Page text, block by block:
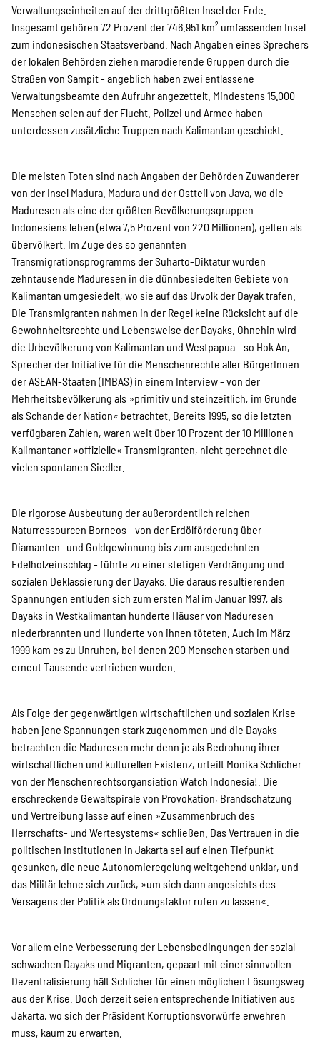
Newsletter abonnieren
SPENDEN
Transparenz
Kontakt
english
Indonesian
Suche
Verwaltungseinheiten auf der drittgrößten Insel der Erde.
Insgesamt gehören 72 Prozent der 746.951 km² umfassenden Insel
zum indonesischen Staatsverband. Nach Angaben eines Sprechers
der lokalen Behörden ziehen marodierende Gruppen durch die
Straßen von Sampit - angeblich haben zwei entlassene
Verwaltungsbeamte den Aufruhr angezettelt. Mindestens 15.000
Menschen seien auf der Flucht. Polizei und Armee haben
unterdessen zusätzliche Truppen nach Kalimantan geschickt.
Die meisten Toten sind nach Angaben der Behörden Zuwanderer
von der Insel Madura. Madura und der Ostteil von Java, wo die
Maduresen als eine der größten Bevölkerungsgruppen
Indonesiens leben (etwa 7,5 Prozent von 220 Millionen), gelten als
übervölkert. Im Zuge des so genannten
Transmigrationsprogramms der Suharto-Diktatur wurden
zehntausende Maduresen in die dünnbesiedelten Gebiete von
Kalimantan umgesiedelt, wo sie auf das Urvolk der Dayak trafen.
Die Transmigranten nahmen in der Regel keine Rücksicht auf die
Gewohnheitsrechte und Lebensweise der Dayaks. Ohnehin wird
die Urbevölkerung von Kalimantan und Westpapua - so Hok An,
Sprecher der Initiative für die Menschenrechte aller BürgerInnen
der ASEAN-Staaten (IMBAS) in einem Interview - von der
Mehrheitsbevölkerung als »primitiv und steinzeitlich, im Grunde
als Schande der Nation« betrachtet. Bereits 1995, so die letzten
verfügbaren Zahlen, waren weit über 10 Prozent der 10 Millionen
Kalimantaner »offizielle« Transmigranten, nicht gerechnet die
vielen spontanen Siedler.
Die rigorose Ausbeutung der außerordentlich reichen
Naturressourcen Borneos - von der Erdölförderung über
Diamanten- und Goldgewinnung bis zum ausgedehnten
Edelholzeinschlag - führte zu einer stetigen Verdrängung und
sozialen Deklassierung der Dayaks. Die daraus resultierenden
Spannungen entluden sich zum ersten Mal im Januar 1997, als
Dayaks in Westkalimantan hunderte Häuser von Maduresen
niederbrannten und Hunderte von ihnen töteten. Auch im März
1999 kam es zu Unruhen, bei denen 200 Menschen starben und
erneut Tausende vertrieben wurden.
Als Folge der gegenwärtigen wirtschaftlichen und sozialen Krise
haben jene Spannungen stark zugenommen und die Dayaks
betrachten die Maduresen mehr denn je als Bedrohung ihrer
wirtschaftlichen und kulturellen Existenz, urteilt Monika Schlicher
von der Menschenrechtsorgansiation Watch Indonesia!. Die
erschreckende Gewaltspirale von Provokation, Brandschatzung
und Vertreibung lasse auf einen »Zusammenbruch des
Herrschafts- und Wertesystems« schließen. Das Vertrauen in die
politischen Institutionen in Jakarta sei auf einen Tiefpunkt
gesunken, die neue Autonomieregelung weitgehend unklar, und
das Militär lehne sich zurück, »um sich dann angesichts des
Versagens der Politik als Ordnungsfaktor rufen zu lassen«.
Vor allem eine Verbesserung der Lebensbedingungen der sozial
schwachen Dayaks und Migranten, gepaart mit einer sinnvollen
Dezentralisierung hält Schlicher für einen möglichen Lösungsweg
aus der Krise. Doch derzeit seien entsprechende Initiativen aus
Jakarta, wo sich der Präsident Korruptionsvorwürfe erwehren
muss, kaum zu erwarten.